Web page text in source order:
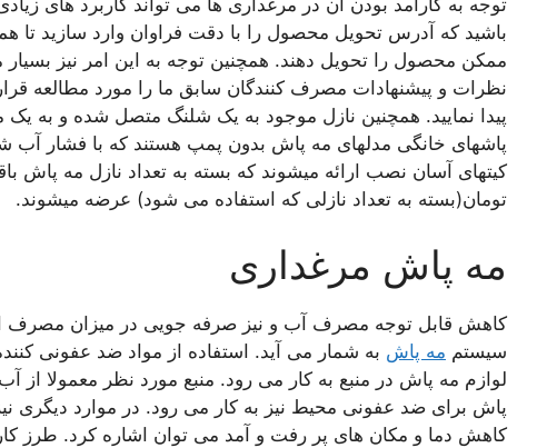
باشید که آدرس تحویل محصول را با دقت فراوان وارد سازید تا
ممکن محصول را تحویل دهند. همچنین توجه به این امر نیز
نظرات و پیشنهادات مصرف کنندگان سابق ما را مورد مطالعه
پیدا نمایید. همچنین نازل موجود به یک شلنگ متصل شده و به
پاشهای خانگی مدلهای مه پاش بدون پمپ هستند که با فشار آب
تومان(بسته به تعداد نازلی که استفاده می شود) عرضه میشوند.
مه پاش مرغداری
کاهش قابل توجه مصرف آب و نیز صرفه جویی در میزان مصرف
سیستم مه پاش به شمار می آید. استفاده از مواد ضد عفونی
لوازم مه پاش در منبع به کار می رود. منبع مورد نظر معمولا از
پاش برای ضد عفونی محیط نیز به کار می رود. در موارد دیگری
کاهش دما و مکان های پر رفت و آمد می توان اشاره کرد. طرز